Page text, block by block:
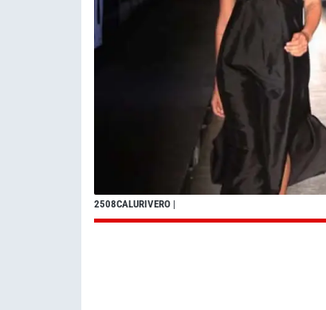
2508CALURIVERO |